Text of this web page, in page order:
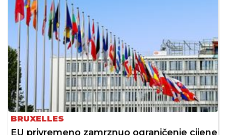
BRUXELLES
EU privremeno zamrznuo ograničenje cijene